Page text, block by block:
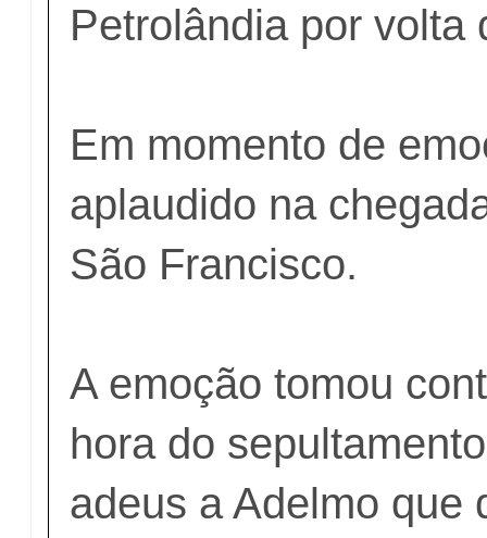
Petrolândia por
Em momento de
aplaudido na
São Francisco.
A emoção tomou
hora do
adeus a Adelmo que